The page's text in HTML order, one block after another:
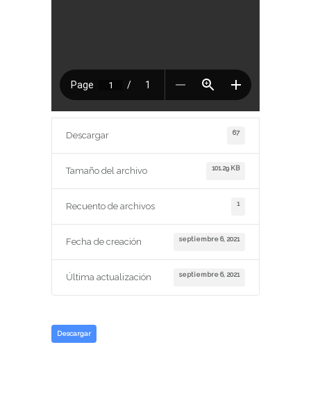
Descargar 67
Tamaño del archivo 101.29 KB
Recuento de archivos 1
Fecha de creación septiembre 6, 2021
Última actualización septiembre 6, 2021
Descargar